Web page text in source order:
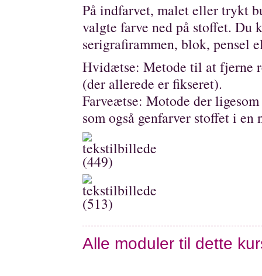
På indfarvet, malet eller trykt
valgte farve ned på stoffet. Du
serigrafirammen, blok, pensel
Hvidætse: Metode til at fjerne
(der allerede er fikseret).
Farveætse: Motode der
som også genfarver stoffet i en
Alle moduler til dette